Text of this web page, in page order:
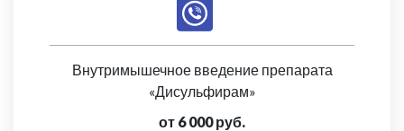
Внутримышечное введение препарата
«Дисульфирам»
от 6 000 руб.